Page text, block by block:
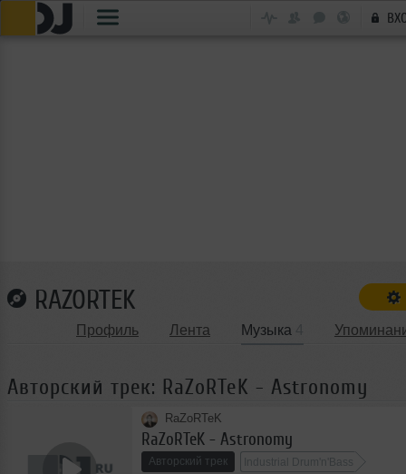
RAZORTEK
Профиль Лента Музыка
Авторский трек: RaZoRTeK - Astronomy
RaZoRTeK
RaZoRTeK - Astronomy
Авторский трек Industrial Drum'n'Bass